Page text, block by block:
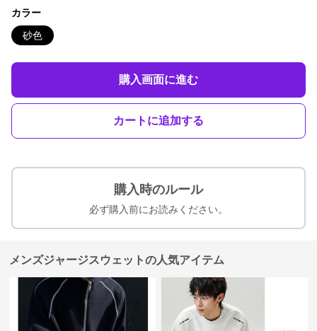
カラー
砂色
購入画面に進む
カートに追加する
購入時のルール
必ず購入前にお読みください。
メンズジャージスウェットの人気アイテム